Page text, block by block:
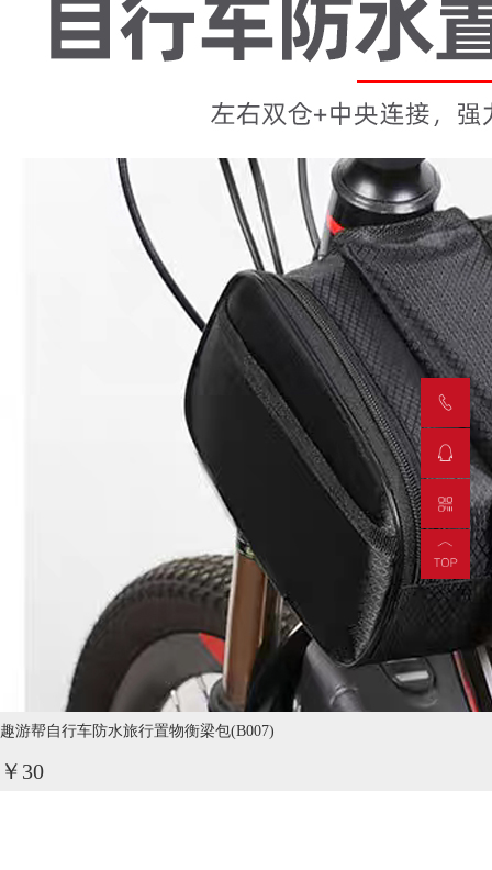
趣游帮自行车防水旅行置物衡梁包(B007)
￥30